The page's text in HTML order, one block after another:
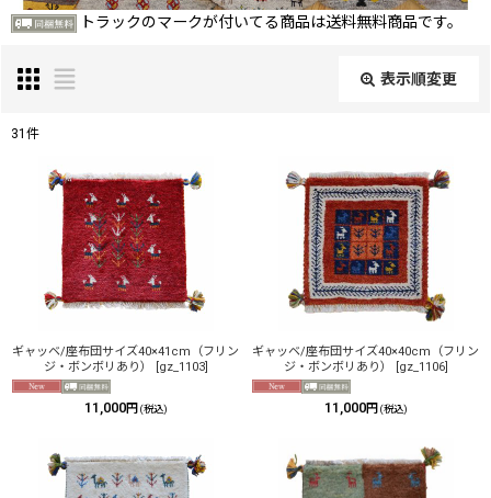
トラックのマークが付いてる商品は送料無料商品です。
表示順変更
表示数
並び順:
31 件
ギャッベ/座布団サイズ40×41cm（フリン
ジ・ボンボリあり）
[gz_1103]
11,000円 (税込)
ギャッベ/座布団サイズ40×40cm（フリン
ジ・ボンボリあり）
[gz_1106]
11,000円 (税込)